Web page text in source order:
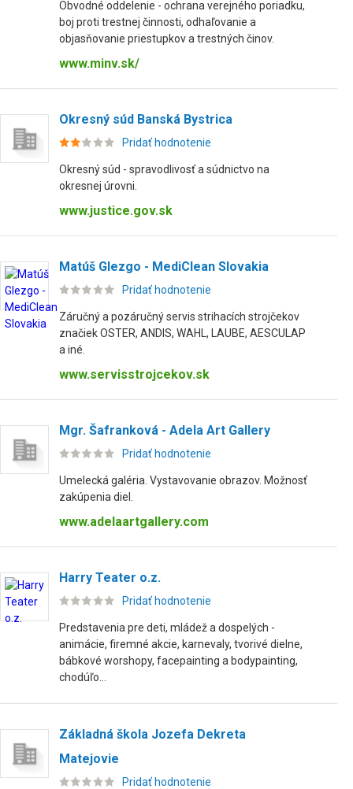
Obvodné oddelenie - ochrana verejného poriadku,
boj proti trestnej činnosti, odhaľovanie a
objasňovanie priestupkov a trestných činov.
www.minv.sk/
Okresný súd Banská Bystrica
Pridať hodnotenie
Okresný súd - spravodlivosť a súdnictvo na
okresnej úrovni.
www.justice.gov.sk
Matúš Glezgo - MediClean Slovakia
Pridať hodnotenie
Záručný a pozáručný servis strihacích strojčekov
značiek OSTER, ANDIS, WAHL, LAUBE, AESCULAP
a iné.
www.servisstrojcekov.sk
Mgr. Šafranková - Adela Art Gallery
Pridať hodnotenie
Umelecká galéria. Vystavovanie obrazov. Možnosť
zakúpenia diel.
www.adelaartgallery.com
Harry Teater o.z.
Pridať hodnotenie
Predstavenia pre deti, mládež a dospelých -
animácie, firemné akcie, karnevaly, tvorivé dielne,
bábkové worshopy, facepainting a bodypainting,
chodúľo...
Základná škola Jozefa Dekreta
Matejovie
Pridať hodnotenie